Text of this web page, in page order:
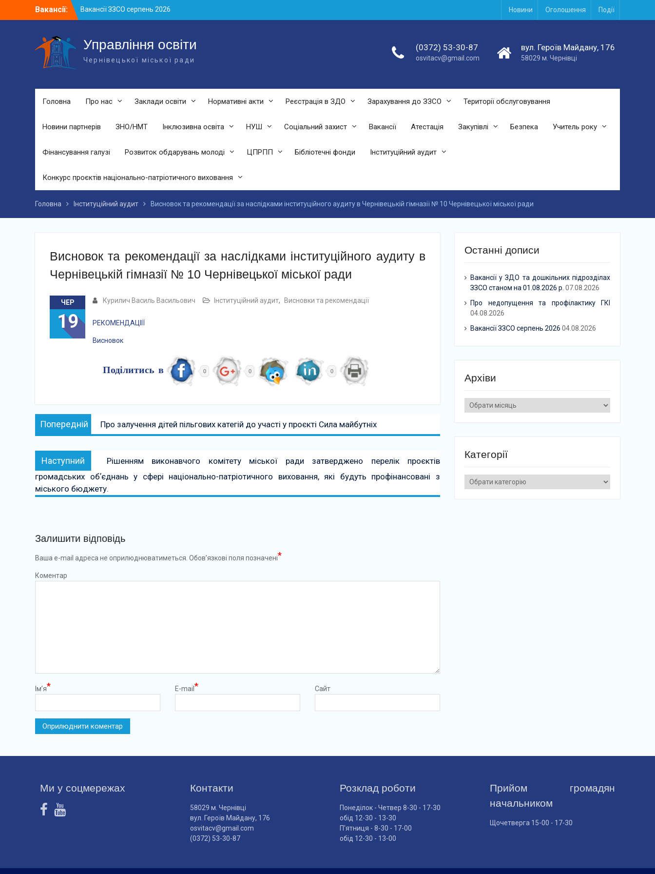
Вакансії:
Вакансії ЗЗСО серпень 2026
Вакансії ЗЗСО червень 2026
підрозділах ЗЗСО станом на 01.08.2026
р.
Новини Оголошення Події
Управління освіти
Чернівецької міської ради
(0372) 53-30-87
osvitacv@gmail.com
вул. Героїв Майдану, 176
58029 м. Чернівці
Головна Про нас Заклади освіти Нормативні акти Реєстрація в ЗДО Зарахування до ЗЗСО Території обслуговування
Новини партнерів ЗНО/НМТ Інклюзивна освіта НУШ Соціальний захист Вакансії Атестація Закупівлі Безпека Учитель року
Фінансування галузі Розвиток обдарувань молоді ЦПРПП Бібліотечні фонди Інституційний аудит
Конкурс проєктів національно-патріотичного виховання
Головна Інституційний аудит Висновок та рекомендації за наслідками інституційного аудиту в Чернівецькій гімназії № 10 Чернівецької міської ради
Висновок та рекомендації за наслідками інституційного аудиту в
Чернівецькій гімназії № 10 Чернівецької міської ради
ЧЕР
19
Курилич Василь Васильович Інституційний аудит, Висновки та рекомендації
РЕКОМЕНДАЦІІЇ
Висновок
Поділитись в 0 0 0
Навігація
записів
Попередній Попередній:
Про залучення дітей пільгових категій до участі у проєкті Сила майбутніх
Наступний Наступний:
Рішенням виконавчого комітету міської ради затверджено перелік проєктів
громадських обʼєднань у сфері національно-патріотичного виховання, які будуть профінансовані з
міського бюджету.
Залишити відповідь
Ваша e-mail адреса не оприлюднюватиметься. Обов’язкові поля позначені*
Коментар
Ім’я* E-mail * Сайт
Останні дописи
Вакансії у ЗДО та дошкільних підрозділах
ЗЗСО станом на 01.08.2026 р. 07.08.2026
Про недопущення та профілактику ГКІ
04.08.2026
Вакансії ЗЗСО серпень 2026 04.08.2026
Архіви
Архіви
Категорії
Категорії
Ми у соцмережах Контакти
58029 м. Чернівці
вул. Героїв Майдану, 176
osvitacv@gmail.com
(0372) 53-30-87
Розклад роботи
Понеділок - Четвер 8-30 - 17-30
обід 12-30 - 13-30
П'ятниця - 8-30 - 17-00
обід 12-30 - 13-00
Прийом громадян
начальником
Щочетверга 15-00 - 17-30